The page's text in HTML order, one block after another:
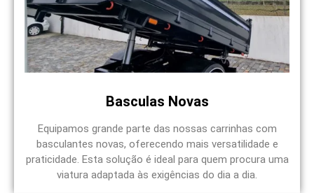
Basculas Novas
Equipamos grande parte das nossas carrinhas com
basculantes novas, oferecendo mais versatilidade e
praticidade. Esta solução é ideal para quem procura uma
viatura adaptada às exigências do dia a dia.